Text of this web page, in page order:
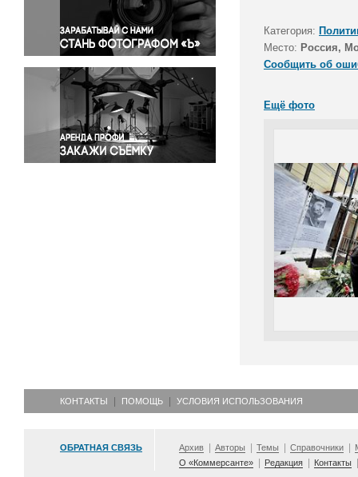
Правосудие
Происшествия и конфликты
Религия
Светская жизнь
Спорт
Экология
Экономика и бизнес
Категория:
Место: Россия,
Сообщить об
Ещё фото
КОНТАКТЫ ПОМОЩЬ УСЛОВИЯ ИСПОЛЬЗОВАНИЯ
ОБРАТНАЯ СВЯЗЬ Архив Авторы Темы Справочники
О «Коммерсанте»
Редакция Контакты